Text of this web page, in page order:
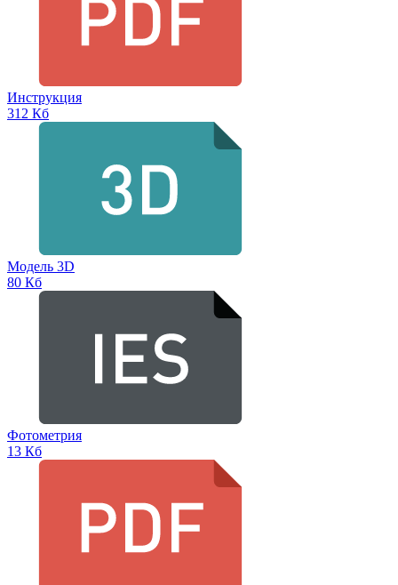
Инструкция
312 Кб
Модель 3D
80 Кб
Фотометрия
13 Кб